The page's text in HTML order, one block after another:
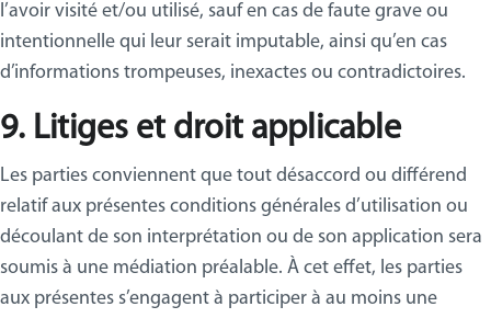
l’avoir visité et/ou utilisé, sauf en cas de faute grave ou
intentionnelle qui leur serait imputable, ainsi qu’en cas
d’informations trompeuses, inexactes ou contradictoires.
9. Litiges et droit applicable
Les parties conviennent que tout désaccord ou différend
relatif aux présentes conditions générales d’utilisation ou
découlant de son interprétation ou de son application sera
soumis à une médiation préalable. À cet effet, les parties
aux présentes s’engagent à participer à au moins une